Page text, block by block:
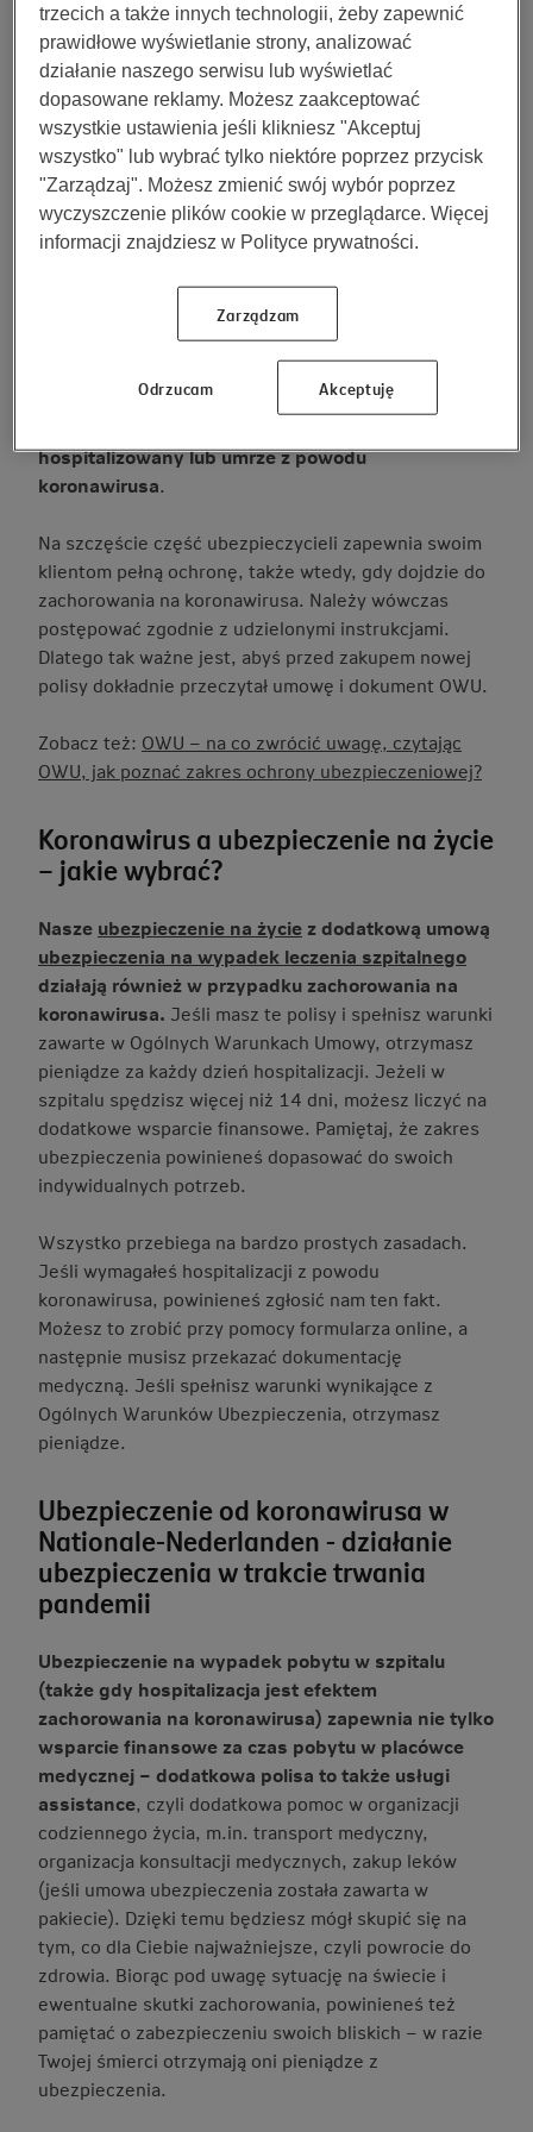
hospitalizacji lub pobytu na oddziale intensywnej
terapii.
Koronawirus w Polsce a
ubezpieczenie – co musisz wiedzieć?
Wśród osób, które mają wykupione dodatkowe polisy
na życie, coraz częściej pojawia się pytanie:czy
ubezpieczenie chroni również w przypadku
zachorowania na koronawirusa?Niestety, w wielu
umowach (zgodnie z Ogólnymi Warunkami
Ubezpieczenia „OWU”) wykluczona jest
odpowiedzialność ubezpieczyciela, gdy zostanie
ogłoszona epidemia. Oznacza to, żeubezpieczony
hospitalizowany lub umrze z powodu
koronawirusa.
Na szczęście część ubezpieczycieli zapewnia swoim
klientom pełną ochronę, także wtedy, gdy dojdzie do
zachorowania na koronawirusa. Należy wówczas
postępować zgodnie z udzielonymi instrukcjami.
Dlatego tak ważne jest, abyś przed zakupem nowej
polisy dokładnie przeczytał umowę i dokument OWU.
Zobacz też: OWU – na co zwrócić uwagę, czytając
OWU, jak poznać zakres ochrony ubezpieczeniowej?
Koronawirus a ubezpieczenie na życie
– jakie wybrać?
Nasze ubezpieczenie na życie z dodatkową umową
ubezpieczenia na wypadek leczenia szpitalnego
działają również w przypadku zachorowania na
koronawirusa. Jeśli masz te polisy i spełnisz warunki
zawarte w Ogólnych Warunkach Umowy, otrzymasz
pieniądze za każdy dzień hospitalizacji. Jeżeli w
szpitalu spędzisz więcej niż 14 dni, możesz liczyć na
dodatkowe wsparcie finansowe. Pamiętaj, że zakres
ubezpieczenia powinieneś dopasować do swoich
indywidualnych potrzeb.
Wszystko przebiega na bardzo prostych zasadach.
Jeśli wymagałeś hospitalizacji z powodu
koronawirusa, powinieneś zgłosić nam ten fakt.
Możesz to zrobić przy pomocy formularza online, a
następnie musisz przekazać dokumentację
medyczną. Jeśli spełnisz warunki wynikające z
Ogólnych Warunków Ubezpieczenia, otrzymasz
pieniądze.
Ubezpieczenie od koronawirusa w
Nationale-Nederlanden - działanie
ubezpieczenia w trakcie trwania
pandemii
Ubezpieczenie na wypadek pobytu w szpitalu
(także gdy hospitalizacja jest efektem
zachorowania na koronawirusa) zapewnia nie tylko
wsparcie finansowe za czas pobytu w placówce
medycznej – dodatkowa polisa to także usługi
assistance, czyli dodatkowa pomoc w organizacji
codziennego życia, m.in. transport medyczny,
organizacja konsultacji medycznych, zakup leków
(jeśli umowa ubezpieczenia została zawarta w
pakiecie). Dzięki temu będziesz mógł skupić się na
tym, co dla Ciebie najważniejsze, czyli powrocie do
zdrowia. Biorąc pod uwagę sytuację na świecie i
ewentualne skutki zachorowania, powinieneś też
pamiętać o zabezpieczeniu swoich bliskich – w razie
Twojej śmierci otrzymają oni pieniądze z
ubezpieczenia.
trzecich a także innych technologii, żeby zapewnić
prawidłowe wyświetlanie strony, analizować
działanie naszego serwisu lub wyświetlać
dopasowane reklamy. Możesz zaakceptować
wszystkie ustawienia jeśli klikniesz "Akceptuj
wszystko" lub wybrać tylko niektóre poprzez przycisk
"Zarządzaj". Możesz zmienić swój wybór poprzez
wyczyszczenie plików cookie w przeglądarce. Więcej
informacji znajdziesz w Polityce prywatności.
Zarządzam
Odrzucam Akceptuję